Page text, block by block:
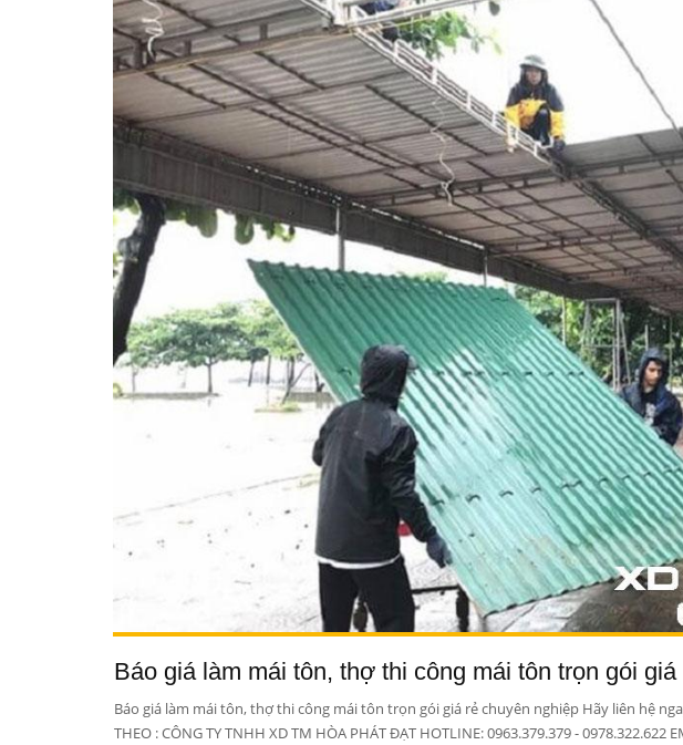
Báo giá làm mái tôn, thợ thi công mái tôn trọn gói
Báo giá làm mái tôn, thợ thi công mái tôn trọn gói giá rẻ chuyên nghiệp Hãy liên hệ
THEO : CÔNG TY TNHH XD TM HÒA PHÁT ĐẠT HOTLINE: 0963.379.379 -